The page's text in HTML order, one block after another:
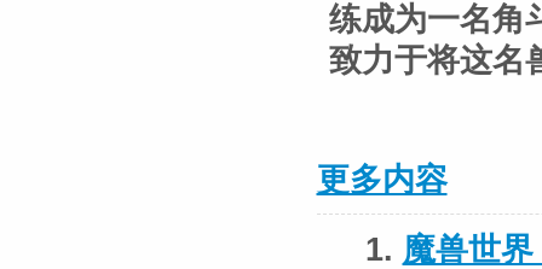
练成为一名角
致力于将这名
更多内容
1. 魔兽世